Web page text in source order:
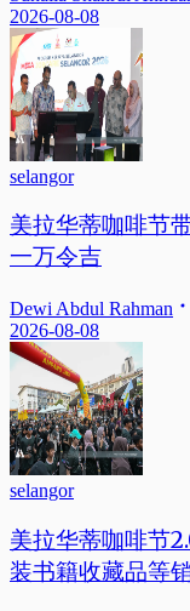
2026-08-08
selangor
美拉华蒂咖啡节
一万令吉
Dewi Abdul Rahman
2026-08-08
selangor
美拉华蒂咖啡节
装书籍收藏品等销